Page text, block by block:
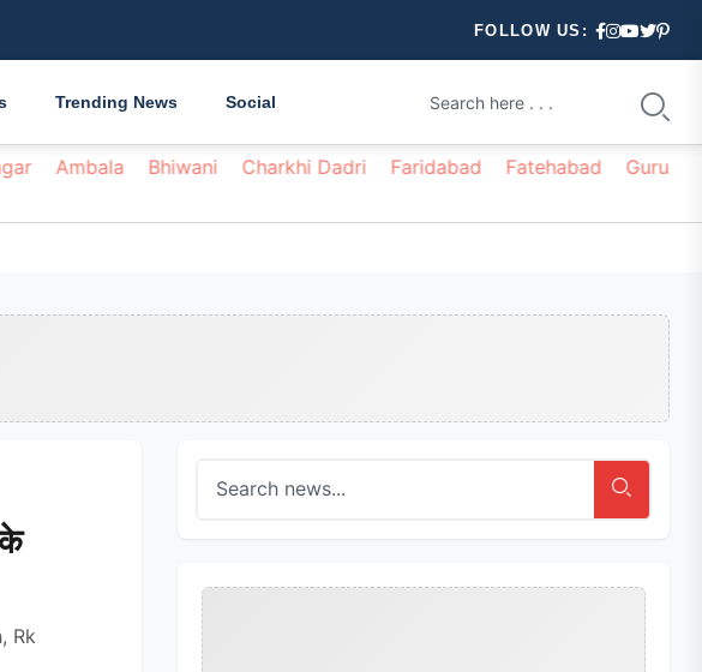
FOLLOW US:
Trending News Social
Ambala Bhiwani Charkhi Dadri Faridabad Fatehabad
Rk